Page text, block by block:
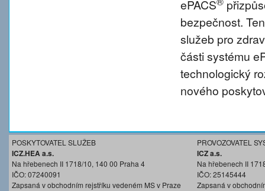
ePACS
bezpečnost.
služeb pro
části systému
technologický
nového
POSKYTOVATEL SLUŽEB
ICZ.HEA a.s.
Na hřebenech II 1718/10, 140 00 Praha 4
IČO: 07240091
Zapsaná v obchodním rejstříku vedeném MS v Praze
PROVOZOVATEL
ICZ a.s.
Na hřebenech II
IČO: 25145444
Zapsaná v